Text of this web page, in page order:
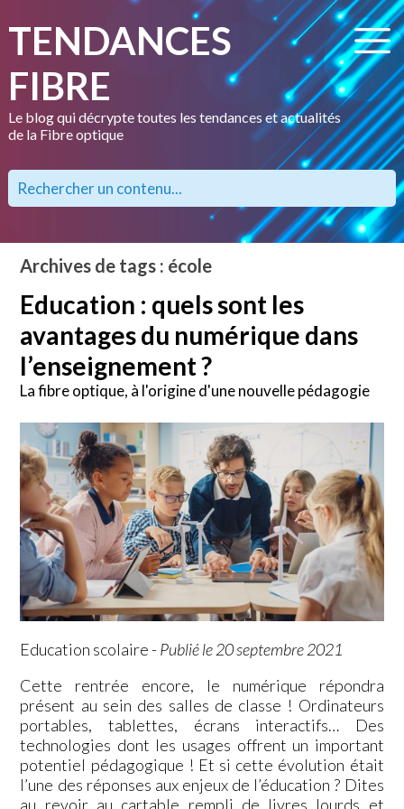
TENDANCES
FIBRE
Le blog qui décrypte toutes les tendances et actualités
de la Fibre optique
Archives de tags : école
Education : quels sont les
avantages du numérique dans
l’enseignement ?
La fibre optique, à l'origine d'une nouvelle pédagogie
Education scolaire - Publié le 20 septembre 2021
Cette rentrée encore, le numérique répondra
présent au sein des salles de classe ! Ordinateurs
portables, tablettes, écrans interactifs… Des
technologies dont les usages offrent un important
potentiel pédagogique ! Et si cette évolution était
l’une des réponses aux enjeux de l’éducation ? Dites
au revoir au cartable rempli de livres lourds et